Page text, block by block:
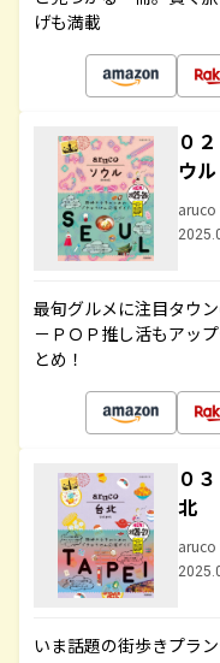
げも満載
０
ウ
aruco
最旬グルメに注目タウ
－ＰＯＰ推し活もアッ
とめ！
０
北
aruco
いま話題の街歩きプラ